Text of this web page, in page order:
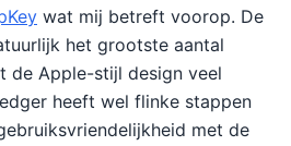
wat mij betreft voorop. De
het grootste aantal
de Apple-stijl design veel
heeft wel flinke stappen
met de